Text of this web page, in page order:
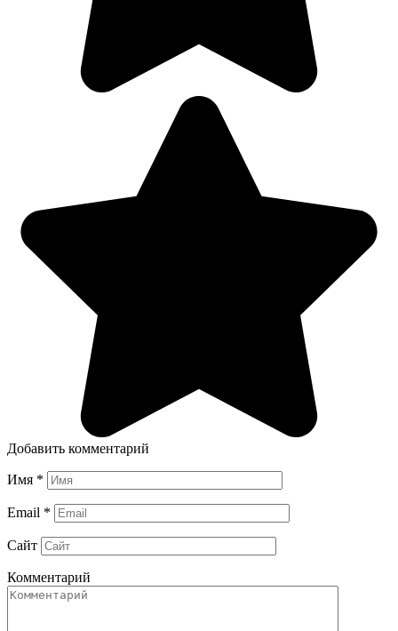
Добавить комментарий
Имя *
Email *
Сайт
Комментарий